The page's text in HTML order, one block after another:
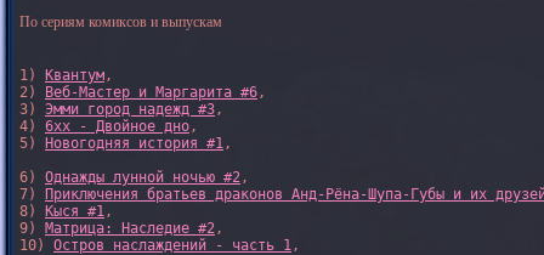
По сериям комиксов и выпускам
1) Квантум,
2)
Веб-Мастер и Маргарита #6,
3) Эмми город надежд #3,
4) 6xx - Двойное дно,
5)
Новогодняя история #1,
6) Однажды лунной ночью #2,
7)
Приключения братьев драконов Анд-Рёна-Шупа-Губы и их
8)
Кыся #1,
9) Матрица: Наследие #2,
10) Остров наслаждений - часть 1,